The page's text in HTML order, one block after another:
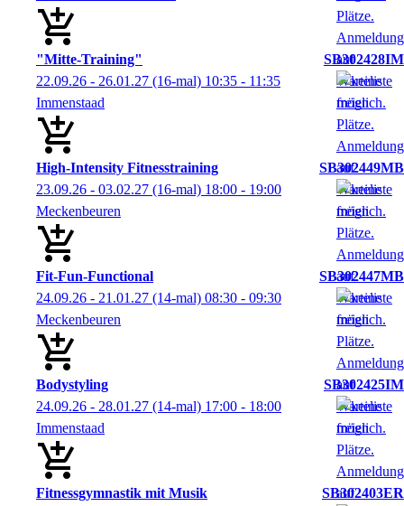
"Mitte-Training"
SB302428IM
22.09.26 - 26.01.27 (16-mal) 10:35 - 11:35
Immenstaad
High-Intensity Fitnesstraining
SB302449MB
23.09.26 - 03.02.27 (16-mal) 18:00 - 19:00
Meckenbeuren
Fit-Fun-Functional
SB302447MB
24.09.26 - 21.01.27 (14-mal) 08:30 - 09:30
Meckenbeuren
Bodystyling
SB302425IM
24.09.26 - 28.01.27 (14-mal) 17:00 - 18:00
Immenstaad
Fitnessgymnastik mit Musik
SB302403ER